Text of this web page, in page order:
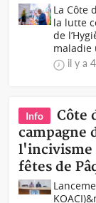
La Côte
la lutte
de
maladie
il y a
Info
Côte
campagne
l'incivisme
fêtes de